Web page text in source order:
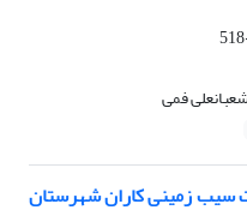
فمی
سیب زمینی کاران شهرستان